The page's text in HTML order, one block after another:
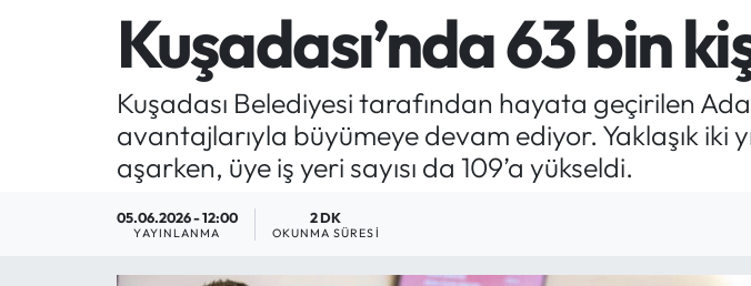
Kuşadası’nda 63 bin
Kuşadası Belediyesi tarafından hayata geçirilen
avantajlarıyla büyümeye devam ediyor. Yaklaşık iki
aşarken, üye iş yeri sayısı da 109’a yükseldi.
05.06.2026 - 12:00
YAYINLANMA
2 DK
OKUNMA SÜRESI
DÜNYA
EKONOMİ
Aydin Namaz Vakitleri
Aydın Trafik Yoğunluk Haritası
Süper Lig Puan Durumu ve Fikstür
Tüm Manşetler